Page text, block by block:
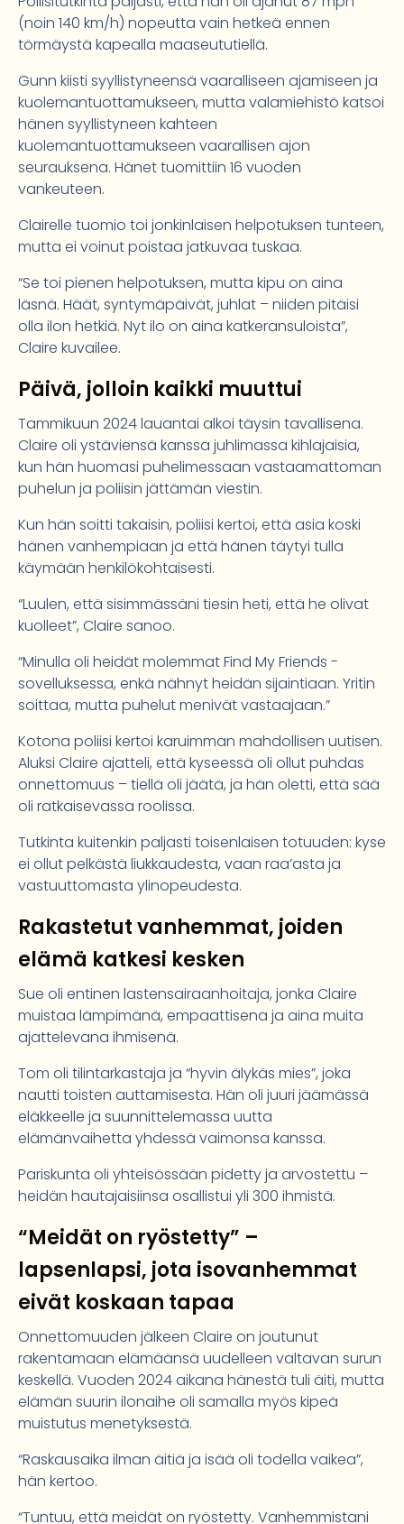
(noin 140 km/h) nopeutta vain hetkeä ennen
törmäystä kapealla maaseututiellä.
Gunn kiisti syyllistyneensä vaaralliseen ajamiseen ja
kuolemantuottamukseen, mutta valamiehistö katsoi
hänen syyllistyneen kahteen
kuolemantuottamukseen vaarallisen ajon
seurauksena. Hänet tuomittiin 16 vuoden
vankeuteen.
Clairelle tuomio toi jonkinlaisen helpotuksen tunteen,
mutta ei voinut poistaa jatkuvaa tuskaa.
“Se toi pienen helpotuksen, mutta kipu on aina
läsnä. Häät, syntymäpäivät, juhlat – niiden pitäisi
olla ilon hetkiä. Nyt ilo on aina katkeransuloista”,
Claire kuvailee.
Päivä, jolloin kaikki muuttui
Tammikuun 2024 lauantai alkoi täysin tavallisena.
Claire oli ystäviensä kanssa juhlimassa kihlajaisia,
kun hän huomasi puhelimessaan vastaamattoman
puhelun ja poliisin jättämän viestin.
Kun hän soitti takaisin, poliisi kertoi, että asia koski
hänen vanhempiaan ja että hänen täytyi tulla
käymään henkilökohtaisesti.
“Luulen, että sisimmässäni tiesin heti, että he olivat
kuolleet”, Claire sanoo.
“Minulla oli heidät molemmat Find My Friends -
sovelluksessa, enkä nähnyt heidän sijaintiaan. Yritin
soittaa, mutta puhelut menivät vastaajaan.”
Kotona poliisi kertoi karuimman mahdollisen uutisen.
Aluksi Claire ajatteli, että kyseessä oli ollut puhdas
onnettomuus – tiellä oli jäätä, ja hän oletti, että sää
oli ratkaisevassa roolissa.
Tutkinta kuitenkin paljasti toisenlaisen totuuden: kyse
ei ollut pelkästä liukkaudesta, vaan raa’asta ja
vastuuttomasta ylinopeudesta.
Rakastetut vanhemmat, joiden
elämä katkesi kesken
Sue oli entinen lastensairaanhoitaja, jonka Claire
muistaa lämpimänä, empaattisena ja aina muita
ajattelevana ihmisenä.
Tom oli tilintarkastaja ja “hyvin älykäs mies”, joka
nautti toisten auttamisesta. Hän oli juuri jäämässä
eläkkeelle ja suunnittelemassa uutta
elämänvaihetta yhdessä vaimonsa kanssa.
Pariskunta oli yhteisössään pidetty ja arvostettu –
heidän hautajaisiinsa osallistui yli 300 ihmistä.
“Meidät on ryöstetty” –
lapsenlapsi, jota isovanhemmat
eivät koskaan tapaa
Onnettomuuden jälkeen Claire on joutunut
rakentamaan elämäänsä uudelleen valtavan surun
keskellä. Vuoden 2024 aikana hänestä tuli äiti, mutta
elämän suurin ilonaihe oli samalla myös kipeä
muistutus menetyksestä.
“Raskausaika ilman äitiä ja isää oli todella vaikea”,
hän kertoo.
“Tuntuu, että meidät on ryöstetty. Vanhemmistani